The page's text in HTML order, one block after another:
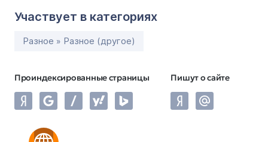
Участвует в категориях
Разное » Разное (другое)
Проиндексированные страницы Пишут о сайте